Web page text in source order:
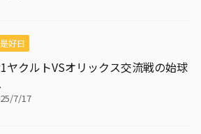
好日
ヤクルトVSオリックス交流戦の始球
7/17